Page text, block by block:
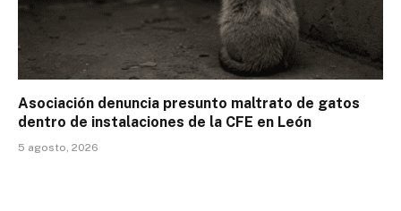
Asociación denuncia presunto maltrato de gatos
dentro de instalaciones de la CFE en León
5 agosto, 2026